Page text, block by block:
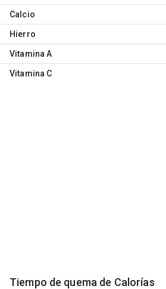
Calcio
Hierro
Vitamina A
Vitamina C
Tiempo de quema de Calorías